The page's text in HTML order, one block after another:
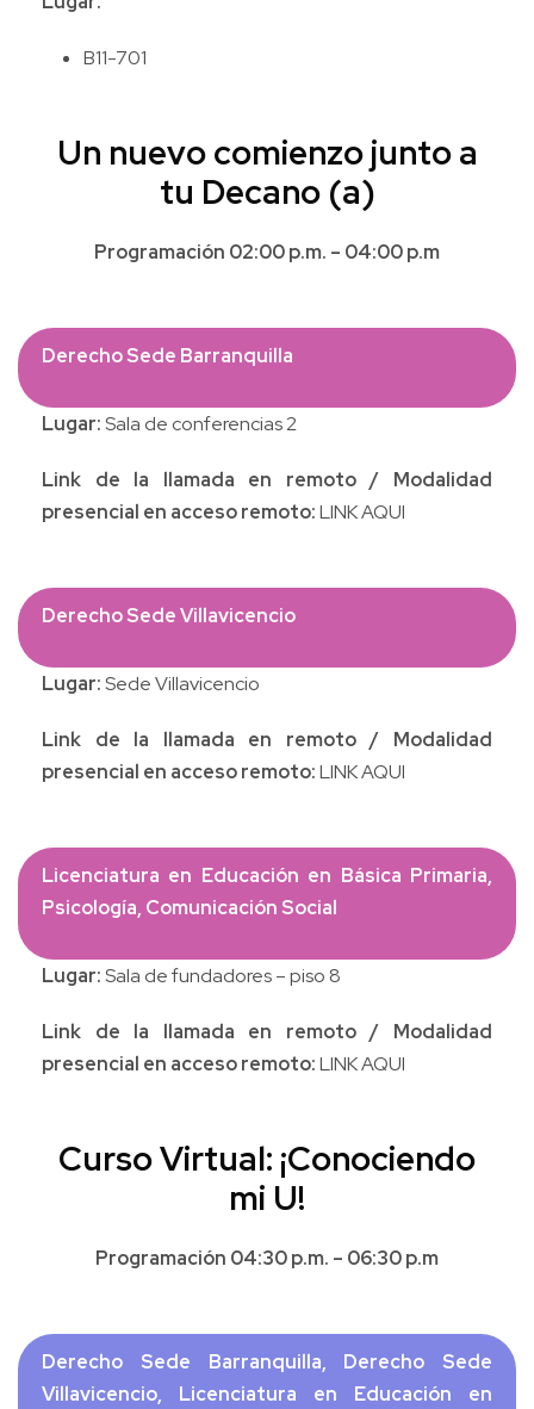
B11-701
Un nuevo comienzo junto a
tu Decano (a)
Programación 02:00 p.m. – 04:00 p.m
Derecho Sede Barranquilla
Lugar:Sala de conferencias 2
Link de la llamada en remoto / Modalidad
presencial en acceso remoto:LINK AQUI
Derecho Sede Villavicencio
Lugar:Sede Villavicencio
Link de la llamada en remoto / Modalidad
presencial en acceso remoto:LINK AQUI
Licenciatura en Educación en Básica Primaria,
Psicología, Comunicación Social
Lugar:Sala de fundadores – piso 8
Link de la llamada en remoto / Modalidad
presencial en acceso remoto:LINK AQUI
Curso Virtual: ¡Conociendo
mi U!
Programación 04:30 p.m. – 06:30 p.m
Derecho Sede Barranquilla, Derecho Sede
Villavicencio, Licenciatura en Educación en